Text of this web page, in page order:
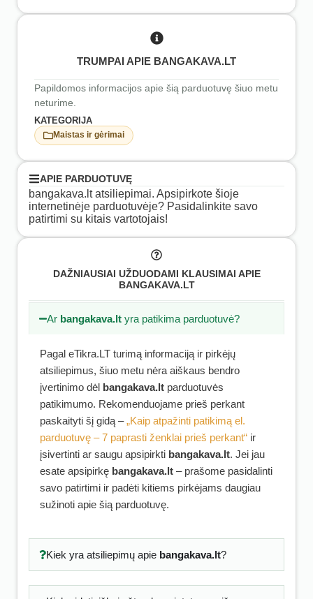
TRUMPAI APIE BANGAKAVA.LT
Papildomos informacijos apie šią parduotuvę šiuo metu
neturime.
KATEGORIJA
Maistas ir gėrimai
APIE PARDUOTUVĘ
bangakava.lt atsiliepimai. Apsipirkote šioje
internetinėje parduotuvėje? Pasidalinkite savo
patirtimi su kitais vartotojais!
DAŽNIAUSIAI UŽDUODAMI KLAUSIMAI APIE
BANGAKAVA.LT
Ar bangakava.lt yra patikima parduotuvė?
Pagal eTikra.LT turimą informaciją ir pirkėjų
atsiliepimus, šiuo metu nėra aiškaus bendro
įvertinimo dėl bangakava.lt parduotuvės
patikimumo. Rekomenduojame prieš perkant
paskaityti šį gidą –„Kaip atpažinti patikimą el.
parduotuvę – 7 paprasti ženklai prieš perkant“ ir
įsivertinti ar saugu apsipirkti bangakava.lt. Jei jau
esate apsipirkę bangakava.lt – prašome pasidalinti
savo patirtimi ir padėti kitiems pirkėjams daugiau
sužinoti apie šią parduotuvę.
Kiek yra atsiliepimų apie bangakava.lt?